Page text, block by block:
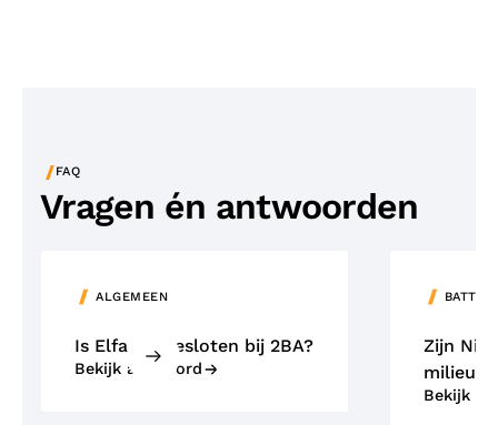
/FAQ
Vragen én antwoorden
ALGEMEEN
Is Elfa aangesloten bij 2BA?
Bekijk antwoord
Zijn
Bekijk